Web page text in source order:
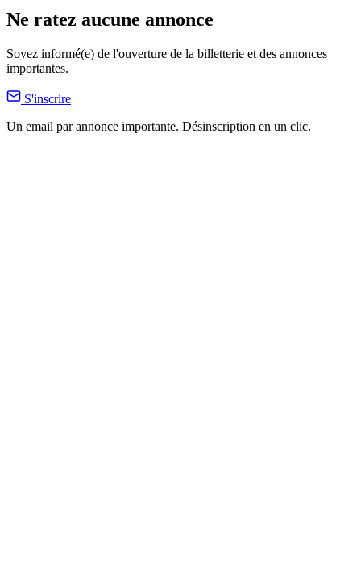
Ne ratez aucune annonce
Soyez informé(e) de l'ouverture de la billetterie et des annonces
importantes.
S'inscrire
Un email par annonce importante. Désinscription en un clic.